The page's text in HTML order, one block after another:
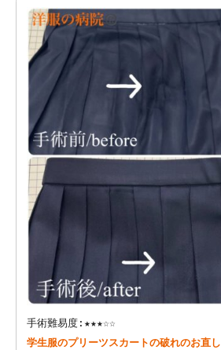
手術難易度:★★★☆☆
学生服のプリーツスカートの破れのお直し